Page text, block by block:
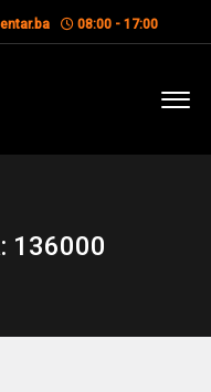
08:00 - 17:00
136000